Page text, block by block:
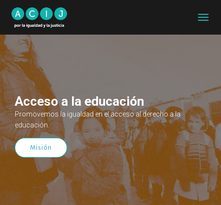
MODO
Acceso a la educación
Promovemos la igualdad en el acceso al derecho a la
educación.
Misión